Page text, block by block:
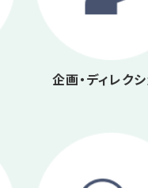
企画・ディレク